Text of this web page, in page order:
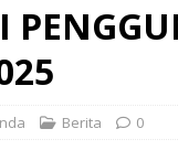
Berita 0